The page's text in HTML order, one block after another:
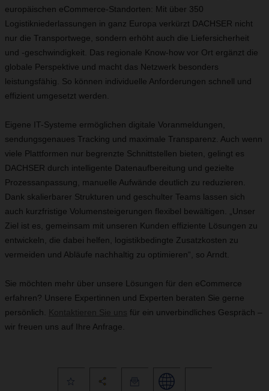
europäischen eCommerce-Standorten: Mit über 350
Logistikniederlassungen in ganz Europa verkürzt DACHSER nicht
nur die Transportwege, sondern erhöht auch die Liefersicherheit
und -geschwindigkeit. Das regionale Know-how vor Ort ergänzt die
globale Perspektive und macht das Netzwerk besonders
leistungsfähig. So können individuelle Anforderungen schnell und
effizient umgesetzt werden.
Eigene IT-Systeme ermöglichen digitale Voranmeldungen,
sendungsgenaues Tracking und maximale Transparenz. Auch wenn
viele Plattformen nur begrenzte Schnittstellen bieten, gelingt es
DACHSER durch intelligente Datenaufbereitung und gezielte
Prozessanpassung, manuelle Aufwände deutlich zu reduzieren.
Dank skalierbarer Strukturen und geschulter Teams lassen sich
auch kurzfristige Volumensteigerungen flexibel bewältigen. „Unser
Ziel ist es, gemeinsam mit unseren Kunden effiziente Lösungen zu
entwickeln, die dabei helfen, logistikbedingte Zusatzkosten zu
vermeiden und Abläufe nachhaltig zu optimieren“, so Arndt.
Sie möchten mehr über unsere Lösungen für den eCommerce
erfahren? Unsere Expertinnen und Experten beraten Sie gerne
persönlich.
Kontaktieren Sie uns für ein unverbindliches Gespräch –
wir freuen uns auf Ihre Anfrage.